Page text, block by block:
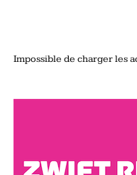
Impossible de charger les